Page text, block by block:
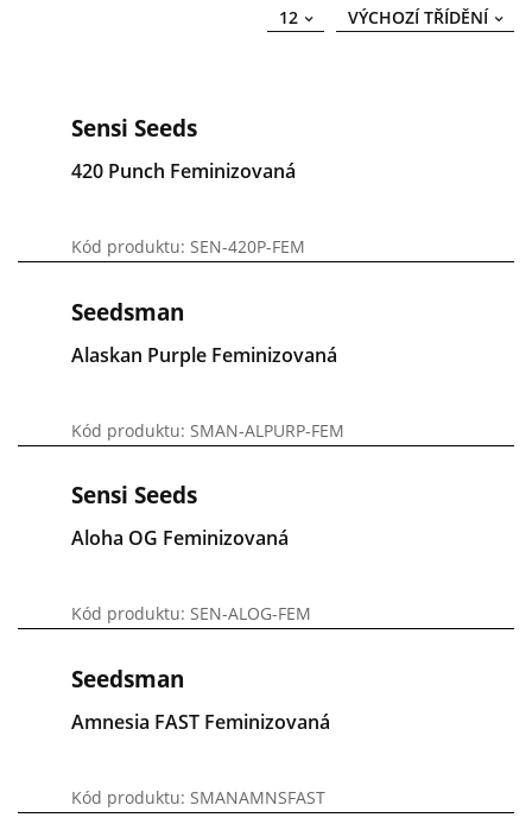
VÝCHOZÍ TŘÍDĚNÍ
12
Sensi Seeds
420 Punch Feminizovaná
Kód produktu: SEN-420P-FEM
Seedsman
Alaskan Purple Feminizovaná
Kód produktu: SMAN-ALPURP-FEM
Sensi Seeds
Aloha OG Feminizovaná
Kód produktu: SEN-ALOG-FEM
Seedsman
Amnesia FAST Feminizovaná
Kód produktu: SMANAMNSFAST